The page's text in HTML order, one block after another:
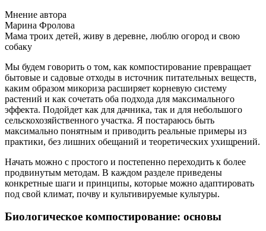
Мнение автора
Марина Фролова
Мама троих детей, живу в деревне, люблю огород и свою
собаку
Мы будем говорить о том, как компостирование превращает
бытовые и садовые отходы в источник питательных веществ,
каким образом микориза расширяет корневую систему
растений и как сочетать оба подхода для максимального
эффекта. Подойдет как для дачника, так и для небольшого
сельскохозяйственного участка. Я постараюсь быть
максимально понятным и приводить реальные примеры из
практики, без лишних обещаний и теоретических ухищрений.
Начать можно с простого и постепенно переходить к более
продвинутым методам. В каждом разделе приведены
конкретные шаги и принципы, которые можно адаптировать
под свой климат, почву и культивируемые культуры.
Биологическое компостирование: основы